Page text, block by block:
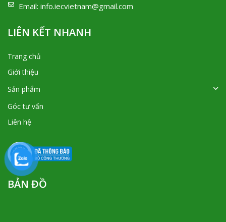
Email: info.iecvietnam@gmail.com
LIÊN KẾT NHANH
Trang chủ
Giới thiệu
Sản phẩm
Góc tư vấn
Liên hệ
BẢN ĐỒ